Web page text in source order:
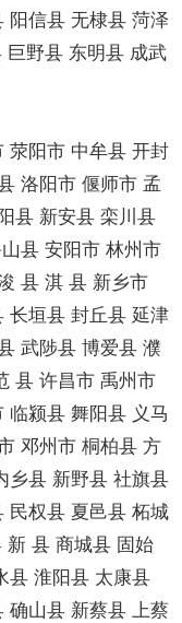
阳信县 无棣县 菏泽
巨野县 东明县 成武
荥阳市 中牟县 开封
洛阳市 偃师市 孟
县 新安县 栾川县
县 安阳市 林州市
县 淇 县 新乡市
长垣县 封丘县 延津
武陟县 博爱县 濮
县 许昌市 禹州市
临颍县 舞阳县 义马
邓州市 桐柏县 方
乡县 新野县 社旗县
民权县 夏邑县 柘城
新 县 商城县 固始
县 淮阳县 太康县
确山县 新蔡县 上蔡